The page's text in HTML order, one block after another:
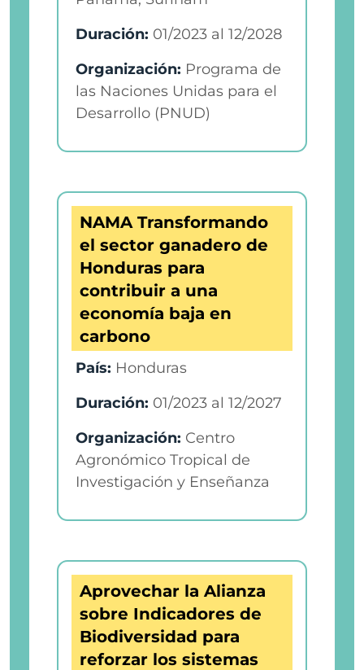
Duración: 01/2023 al 12/2028
Organización: Programa de
las Naciones Unidas para el
Desarrollo (PNUD)
NAMA Transformando
el sector ganadero de
Honduras para
contribuir a una
economía baja en
carbono
País: Honduras
Duración: 01/2023 al 12/2027
Organización: Centro
Agronómico Tropical de
Investigación y Enseñanza
Aprovechar la Alianza
sobre Indicadores de
Biodiversidad para
reforzar los sistemas